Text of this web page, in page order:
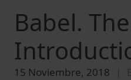
Babel.
15 Noviembre, 2018